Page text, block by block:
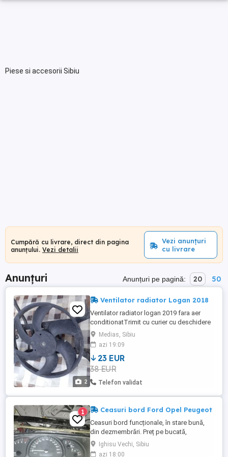
Piese si accesorii Sibiu
Cumpără cu livrare, direct din pagina
anunțului. Vezi detalii
Vezi anunțuri
cu livrare
Anunțuri Anunțuri pe pagină: 20 50
2
Ventilator radiator Logan 2018
Ventilator radiator logan 2019 fara aer
conditionatTrimit cu curier cu deschidere
colet sau posta romana cost 20,22 de lei.
Medias, Sibiu
azi 19:09
23 EUR
38 EUR
Telefon validat
1 Ceasuri bord Ford Opel Peugeot
Ceasuri bord funcționale, în stare bună,
din dezmembrări. Preț pe bucată,
transport gratuit conform politicii publi24.
Toate ceasurile sunt pentru motorizare
Ighisu Vechi, Sibiu
azi 18:00